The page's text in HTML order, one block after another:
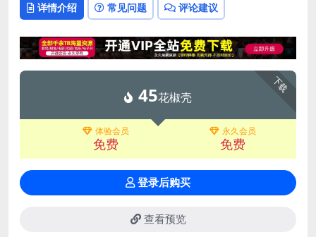
详情介绍 常见问题 评论建议
下载
45花椒壳
体验会员
免费
永久会员
免费
登录后购买
查看预览